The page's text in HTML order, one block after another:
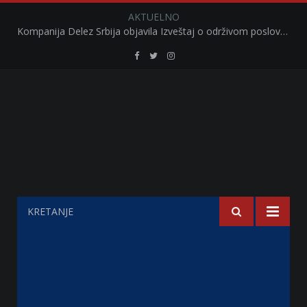
AKTUELNO
Kompanija Delez Srbija objavila Izveštaj o održivom poslovanju za 2025. godinu Briga o zajednici kroz program „Hrana za sve“ i edukaciju učenika
RetailRetailRetail
KRETANJE